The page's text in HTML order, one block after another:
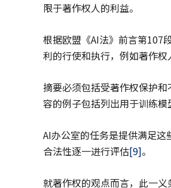
限于著作权人的利益。
根据欧盟《AI法》前言第107
利的行使和执行，例如著作权
摘要必须包括受著作权保护
容的例子包括列出用于训练
AI办公室的任务是提供满足
合法性逐一进行评估[9]。
就著作权的观点而言，此一义